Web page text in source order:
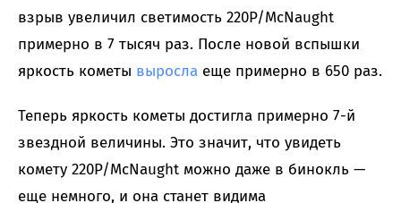
взрыв увеличил светимость 220P/McNaught
примерно в 7 тысяч раз. После новой вспышки
яркость кометы выросла еще примерно в 650 раз.
Теперь яркость кометы достигла примерно 7-й
звездной величины. Это значит, что увидеть
комету 220P/McNaught можно даже в бинокль —
еще немного, и она станет видима